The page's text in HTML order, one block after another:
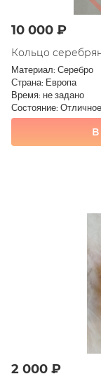
10 000 ₽
Кольцо
Материал: Серебро
Страна: Европа
Время: не задано
Состояние: Отличное
В
2 000 ₽